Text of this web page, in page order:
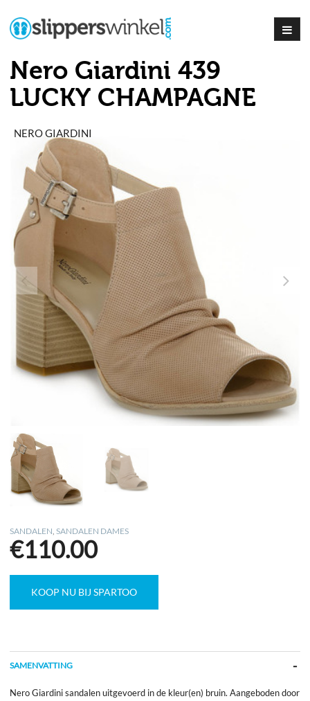
Nero Giardini 439
LUCKY CHAMPAGNE
NERO GIARDINI
SANDALEN ,SANDALEN DAMES
€110.00
KOOP NU BIJ SPARTOO
SAMENVATTING
Nero Giardini sandalen uitgevoerd in de kleur(en) bruin. Aangeboden door